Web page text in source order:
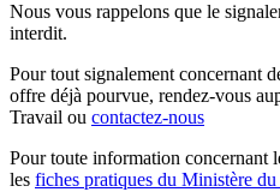
Nous vous rappelons que le
interdit.
Pour tout signalement concernant
offre déjà pourvue, rendez-vous
Travail ou contactez-nous
Pour toute information concernant
les fiches pratiques du Ministère